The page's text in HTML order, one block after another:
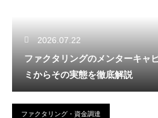
2026.07.22
ファクタリングのメンターキャ
ミからその実態を徹底解説
ファクタリング・資金調達